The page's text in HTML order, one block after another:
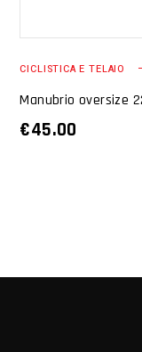
CICLISTICA E TELAIO
Manubrio oversize
€45.00